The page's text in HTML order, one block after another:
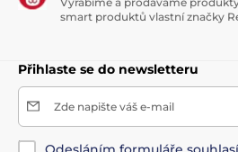
Analytické složky:
Hrubý protein 32,5 %, hrubé oleje
vláknina 2 %, hrubý popel 6 %,
sodík 0,5 %, hořčík 0,1 %
smart produktů vlastní značky
Přihlaste se do newsletteru
Zde napište váš e-mail